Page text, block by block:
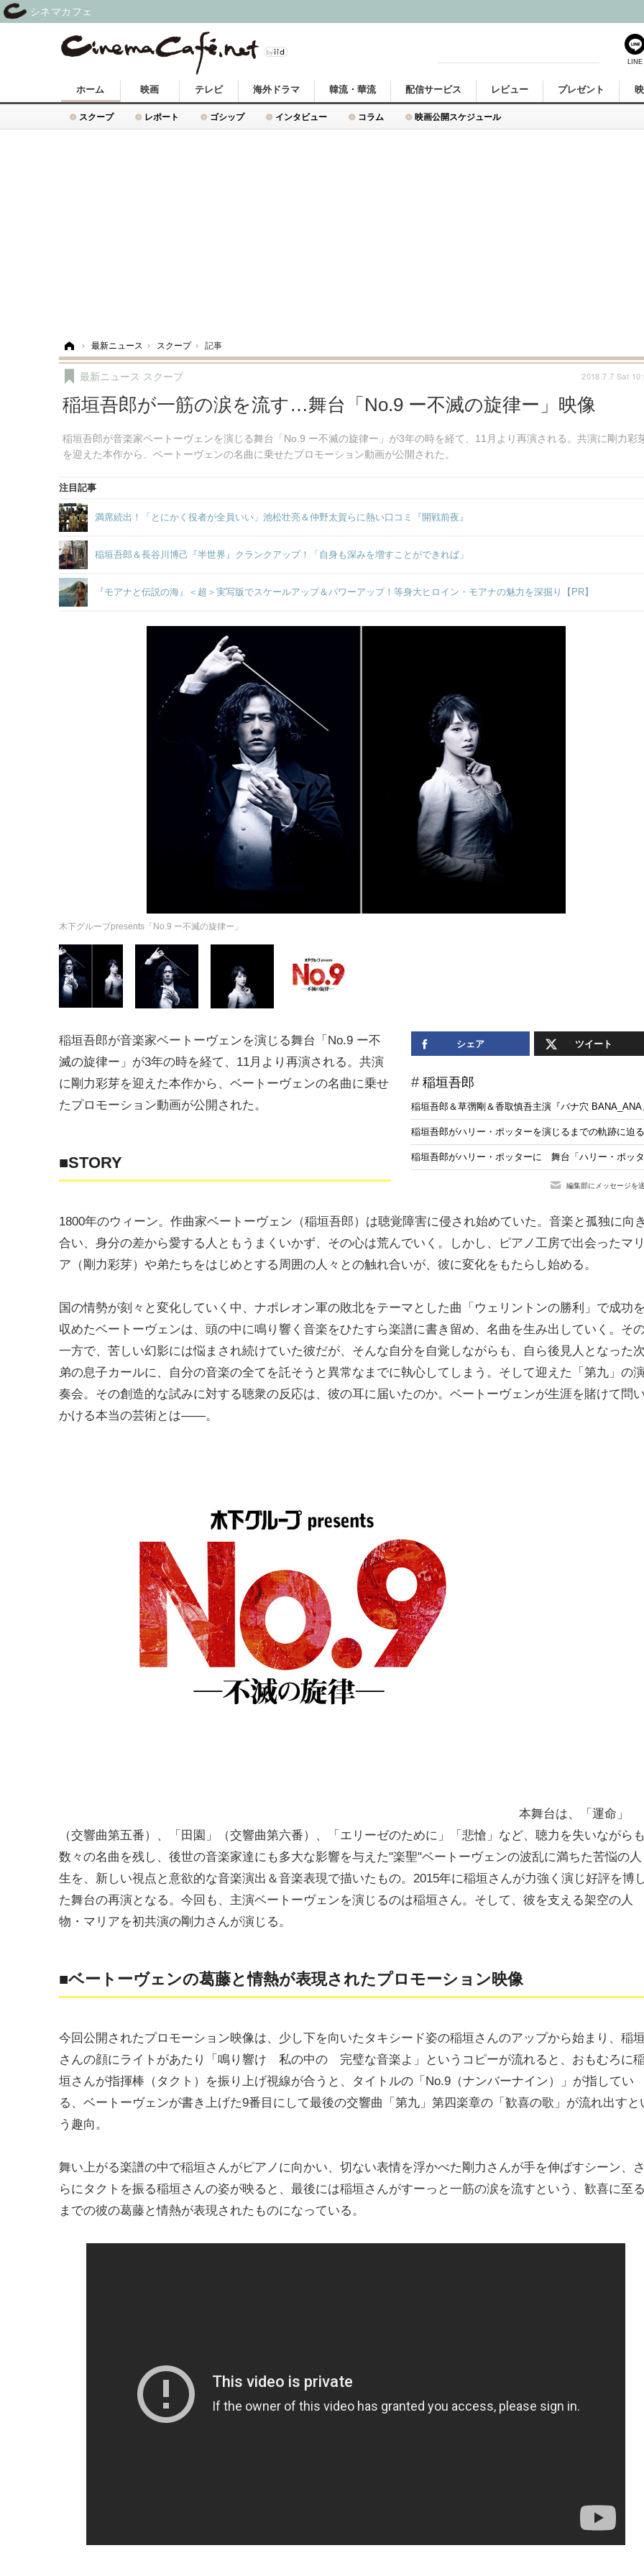
ホーム
スクープ レポート ゴシップ インタビュー コラム 映画公開スケジュール
映画 テレビ 海外ドラマ 韓流・華流 配信サービス レビュー プレゼント
› 最新ニュース › スクープ › 記事
稲垣吾郎が一筋の涙を流す…舞台「No.9 ー不滅の旋律ー」映像
稲垣吾郎が音楽家ベートーヴェンを演じる舞台「No.9 ー不滅の旋律ー」が3年の時を経て、11月より再演される。共演に剛力彩
を迎えた本作から、ベートーヴェンの名曲に乗せたプロモーション動画が公開された。
最新ニュース スクープ 2018.7.7 Sat
注目記事
満席続出！「とにかく役者が全員いい」池松壮亮＆仲野太賀らに熱い口コミ『開戦前夜』
稲垣吾郎＆長谷川博己『半世界』クランクアップ！「自身も深みを増すことができれば」
『モアナと伝説の海』＜超＞実写版でスケールアップ＆パワーアップ！等身大ヒロイン・モアナの魅力を深掘り【PR】
木下グループpresents「No.9 ー不滅の旋律ー」
シェア ツイート
稲垣吾郎
稲垣吾郎＆草彅剛＆香取慎吾主演『バナ穴
稲垣吾郎がハリー・ポッターを演じるまでの軌跡に迫
稲垣吾郎がハリー・ポッターに 舞台「ハリー・ポッ
編集部にメッセージを
稲垣吾郎が音楽家ベートーヴェンを演じる舞台「No.9 ー不
滅の旋律ー」が3年の時を経て、11月より再演される。共演
に剛力彩芽を迎えた本作から、ベートーヴェンの名曲に乗せ
たプロモーション動画が公開された。
■STORY
1800年のウィーン。作曲家ベートーヴェン（稲垣吾郎）は聴覚障害に侵され始めていた。音楽と孤独に向
合い、身分の差から愛する人ともうまくいかず、その心は荒んでいく。しかし、ピアノ工房で出会ったマ
ア（剛力彩芽）や弟たちをはじめとする周囲の人々との触れ合いが、彼に変化をもたらし始める。
国の情勢が刻々と変化していく中、ナポレオン軍の敗北をテーマとした曲「ウェリントンの勝利」で成功
収めたベートーヴェンは、頭の中に鳴り響く音楽をひたすら楽譜に書き留め、名曲を生み出していく。そ
一方で、苦しい幻影には悩まされ続けていた彼だが、そんな自分を自覚しながらも、自ら後見人となった
弟の息子カールに、自分の音楽の全てを託そうと異常なまでに執心してしまう。そして迎えた「第九」の
奏会。その創造的な試みに対する聴衆の反応は、彼の耳に届いたのか。ベートーヴェンが生涯を賭けて問
かける本当の芸術とは――。
本舞台は、「運命」
（交響曲第五番）、「田園」（交響曲第六番）、「エリーゼのために」「悲愴」など、聴力を失いながら
数々の名曲を残し、後世の音楽家達にも多大な影響を与えた"楽聖"ベートーヴェンの波乱に満ちた苦悩の人
生を、新しい視点と意欲的な音楽演出＆音楽表現で描いたもの。2015年に稲垣さんが力強く演じ好評を博
た舞台の再演となる。今回も、主演ベートーヴェンを演じるのは稲垣さん。そして、彼を支える架空の人
物・マリアを初共演の剛力さんが演じる。
■ベートーヴェンの葛藤と情熱が表現されたプロモーション映像
今回公開されたプロモーション映像は、少し下を向いたタキシード姿の稲垣さんのアップから始まり、稲
さんの顔にライトがあたり「鳴り響け 私の中の 完璧な音楽よ」というコピーが流れると、おもむろに
垣さんが指揮棒（タクト）を振り上げ視線が合うと、タイトルの「No.9（ナンバーナイン）」が指してい
る、ベートーヴェンが書き上げた9番目にして最後の交響曲「第九」第四楽章の「歓喜の歌」が流れ出すと
う趣向。
舞い上がる楽譜の中で稲垣さんがピアノに向かい、切ない表情を浮かべた剛力さんが手を伸ばすシーン、
らにタクトを振る稲垣さんの姿が映ると、最後には稲垣さんがすーっと一筋の涙を流すという、歓喜に至
までの彼の葛藤と情熱が表現されたものになっている。
LINE
シネマカフェ